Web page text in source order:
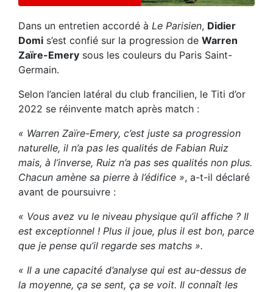
Dans un entretien accordé à Le Parisien, Didier
Domi s’est confié sur la progression de Warren
Zaïre-Emery sous les couleurs du Paris Saint-
Germain.
Selon l’ancien latéral du club francilien, le Titi d’or
2022 se réinvente match après match :
« Warren Zaïre-Emery, c’est juste sa progression
naturelle, il n’a pas les qualités de Fabian Ruiz
mais, à l’inverse, Ruiz n’a pas ses qualités non plus.
Chacun amène sa pierre à l’édifice », a-t-il déclaré
avant de poursuivre :
« Vous avez vu le niveau physique qu’il affiche ? Il
est exceptionnel ! Plus il joue, plus il est bon, parce
que je pense qu’il regarde ses matchs ».
« Il a une capacité d’analyse qui est au-dessus de
la moyenne, ça se sent, ça se voit. Il connaît les